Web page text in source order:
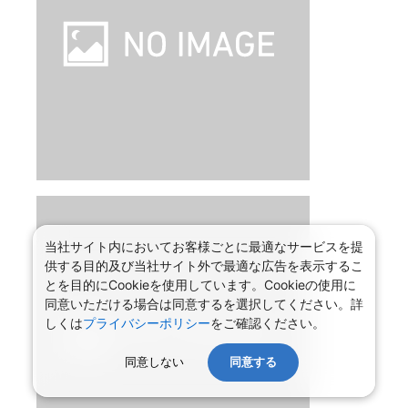
当社サイト内においてお客様ごとに最適なサービスを提
供する目的及び当社サイト外で最適な広告を表示するこ
とを目的にCookieを使用しています。Cookieの使用に
同意いただける場合は同意するを選択してください。詳
しくはプライバシーポリシーをご確認ください。
同意しない 同意する